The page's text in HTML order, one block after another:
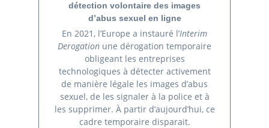
détection volontaire des images
d’abus sexuel en ligne
En 2021, l’Europe a instauré l’Interim
Derogation une dérogation temporaire
obligeant les entreprises
technologiques à détecter activement
de manière légale les images d’abus
sexuel, de les signaler à la police et à
les supprimer. À partir d’aujourd’hui, ce
cadre temporaire disparait.